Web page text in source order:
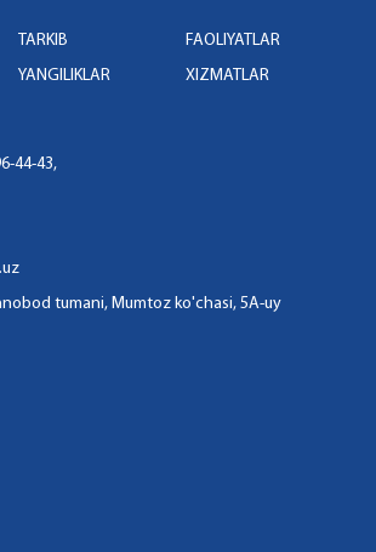
TARKIB
FAOLIYATLAR
YANGILIKLAR XIZMATLAR
44-43,
tumani, Mumtoz ko'chasi, 5A-uy